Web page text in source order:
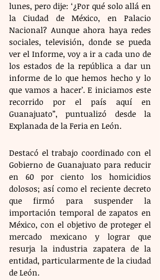
lunes, pero dije: ‘¿Por qué solo allá en
la Ciudad de México, en Palacio
Nacional? Aunque ahora haya redes
sociales, televisión, donde se pueda
ver el Informe, voy a ir a cada uno de
los estados de la república a dar un
informe de lo que hemos hecho y lo
que vamos a hacer’. E iniciamos este
recorrido por el país aquí en
Guanajuato”, puntualizó desde la
Explanada de la Feria en León.
Destacó el trabajo coordinado con el
Gobierno de Guanajuato para reducir
en 60 por ciento los homicidios
dolosos; así como el reciente decreto
que firmó para suspender la
importación temporal de zapatos en
México, con el objetivo de proteger el
mercado mexicano y lograr que
resurja la industria zapatera de la
entidad, particularmente de la ciudad
de León.